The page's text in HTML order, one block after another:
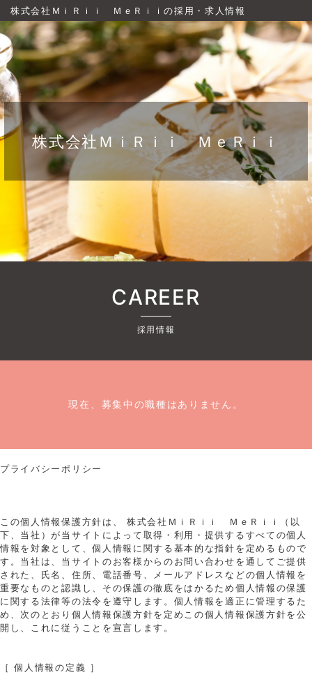
株式会社ＭｉＲｉｉ ＭｅＲｉｉの採用・求人情報
株式会社ＭｉＲｉｉ ＭｅＲｉｉ
CAREER
採用情報
現在、募集中の職種はありません。
プライバシーポリシー
この個人情報保護方針は、 株式会社ＭｉＲｉｉ ＭｅＲｉｉ（以
下、当社）が当サイトによって取得・利用・提供するすべての個人
情報を対象として、個人情報に関する基本的な指針を定めるもので
す。当社は、当サイトのお客様からのお問い合わせを通してご提供
された、氏名、住所、電話番号、メールアドレスなどの個人情報を
重要なものと認識し、その保護の徹底をはかるため個人情報の保護
に関する法律等の法令を遵守します。個人情報を適正に管理するた
め、次のとおり個人情報保護方針を定めこの個人情報保護方針を公
開し、これに従うことを宣言します。
［ 個人情報の定義 ］